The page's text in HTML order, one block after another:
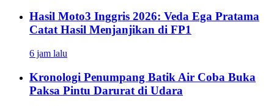
Hasil Moto3 Inggris 2026: Veda Ega Pratama
Catat Hasil Menjanjikan di FP1
6 jam lalu
Kronologi Penumpang Batik Air Coba Buka
Paksa Pintu Darurat di Udara